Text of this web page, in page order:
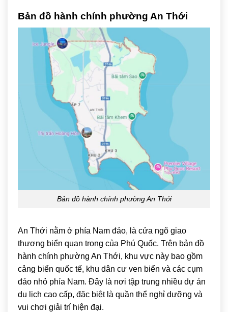
Bản đồ hành chính phường An Thới
Bản đồ hành chính phường An Thới
An Thới nằm ở phía Nam đảo, là cửa ngõ giao
thương biển quan trọng của Phú Quốc. Trên bản đồ
hành chính phường An Thới, khu vực này bao gồm
cảng biển quốc tế, khu dân cư ven biển và các cụm
đảo nhỏ phía Nam. Đây là nơi tập trung nhiều dự án
du lịch cao cấp, đặc biệt là quần thể nghỉ dưỡng và
vui chơi giải trí hiện đại.